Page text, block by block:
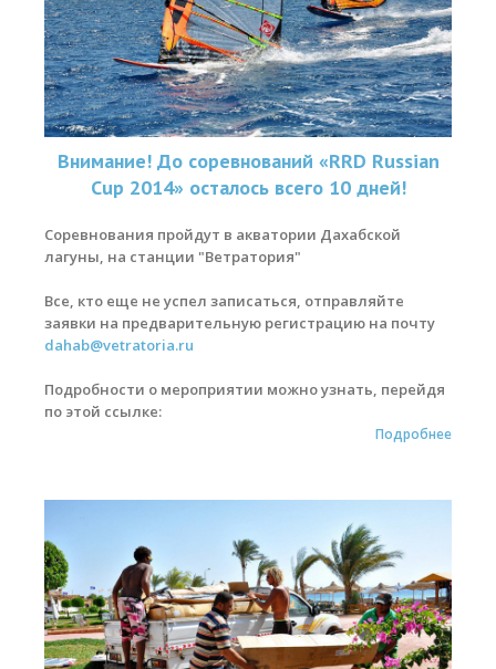
Обучение кайтсерфингу
Контакты
Внимание! До соревнований «RRD Russian
Cup 2014» осталось всего 10 дней!
Соревнования пройдут в акватории Дахабской
лагуны, на станции "Ветратория"
Все, кто еще не успел записаться, отправляйте
заявки на предварительную регистрацию на почту
dahab@vetratoria.ru
Подробности о мероприятии можно узнать, перейдя
по этой ссылке:
Подробнее